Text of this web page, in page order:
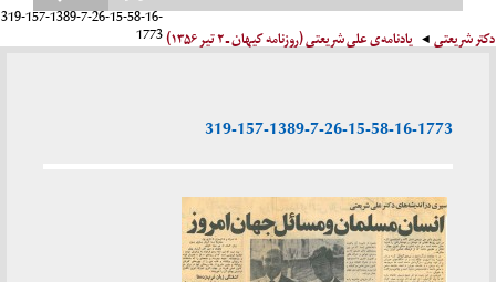
دکتر شریعتی یادنامه‌ی علی شریعتی (روزنامه کیهان ـ ۲ تیر ۱۳۵۶)
319-157-1389-7-26-15-58-16-
1773
319-157-1389-7-26-15-58-16-1773